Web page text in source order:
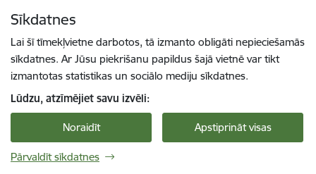
Sīkdatnes
Lai šī tīmekļvietne darbotos, tā izmanto obligāti nepieciešamās
sīkdatnes. Ar Jūsu piekrišanu papildus šajā vietnē var tikt
izmantotas statistikas un sociālo mediju sīkdatnes.
Lūdzu, atzīmējiet savu izvēli:
Noraidīt Apstiprināt visas
Pārvaldīt sīkdatnes